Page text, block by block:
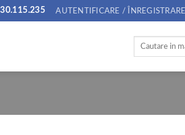
AUTENTIFICARE / ÎNREGISTRARE
Caută